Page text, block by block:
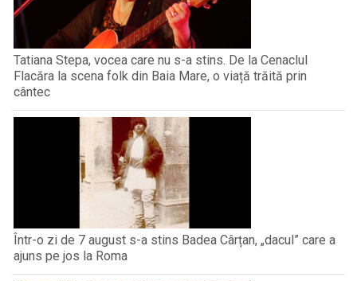
Tatiana Stepa, vocea care nu s-a stins. De la Cenaclul
Flacăra la scena folk din Baia Mare, o viață trăită prin
cântec
Într-o zi de 7 august s-a stins Badea Cârțan, „dacul” care a
ajuns pe jos la Roma